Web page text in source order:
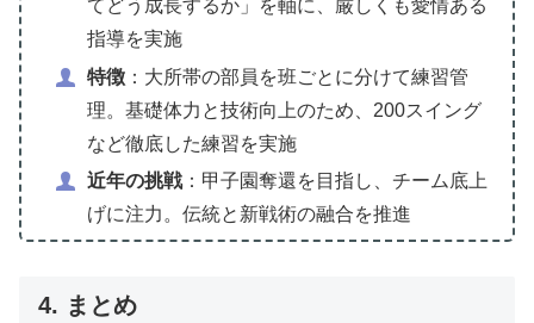
てどう成長するか」を軸に、厳しくも愛情ある
指導を実施
特徴：大所帯の部員を班ごとに分けて練習管
理。基礎体力と技術向上のため、200スイング
など徹底した練習を実施
近年の挑戦：甲子園奪還を目指し、チーム底上
げに注力。伝統と新戦術の融合を推進
4. まとめ